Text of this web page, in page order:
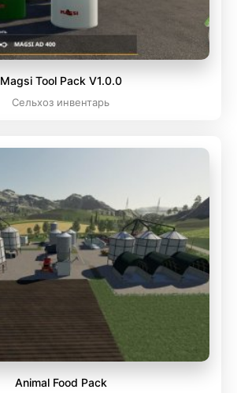
Magsi Tool Pack V1.0.0
Сельхоз инвентарь
Animal Food Pack